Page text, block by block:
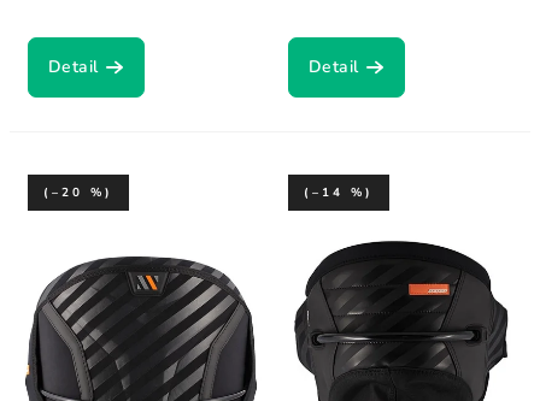
Detail Detail
(–20 %) (–14 %)